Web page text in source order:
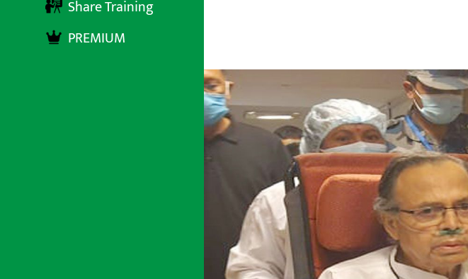
Share Training
PREMIUM
अर्थ सरोकार २ असार २०७८, बुधबार १२:२१